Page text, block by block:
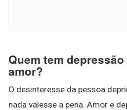
Quem tem
amor?
O desinteresse da pessoa
nada valesse a pena. Amor e